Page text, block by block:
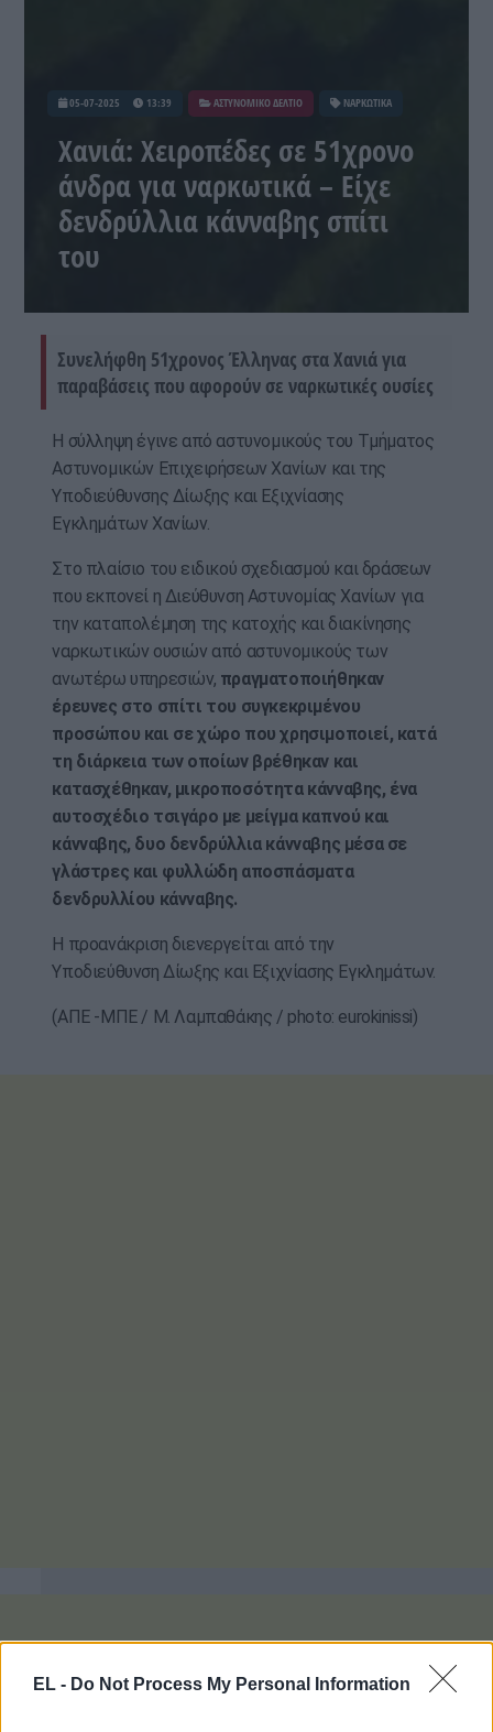
EL - Do Not Process My Personal Information
05-07-2025 13:39 ΑΣΤΥΝΟΜΙΚΟ ΔΕΛΤΙΟ ΝΑΡΚΩΤΙΚΑ
Χανιά: Χειροπέδες σε 51χρονο
άνδρα για ναρκωτικά – Είχε
δενδρύλλια κάνναβης σπίτι
του
Συνελήφθη 51χρονος Έλληνας στα Χανιά για
παραβάσεις που αφορούν σε ναρκωτικές ουσίες
Η σύλληψη έγινε από αστυνομικούς του Τμήματος
Αστυνομικών Επιχειρήσεων Χανίων και της
Υποδιεύθυνσης Δίωξης και Εξιχνίασης
Εγκλημάτων Χανίων.
Στο πλαίσιο του ειδικού σχεδιασμού και δράσεων
που εκπονεί η Διεύθυνση Αστυνομίας Χανίων για
την καταπολέμηση της κατοχής και διακίνησης
ναρκωτικών ουσιών από αστυνομικούς των
ανωτέρω υπηρεσιών, πραγματοποιήθηκαν
έρευνες στο σπίτι του συγκεκριμένου
προσώπου και σε χώρο που χρησιμοποιεί, κατά
τη διάρκεια των οποίων βρέθηκαν και
κατασχέθηκαν, μικροποσότητα κάνναβης, ένα
αυτοσχέδιο τσιγάρο με μείγμα καπνού και
κάνναβης, δυο δενδρύλλια κάνναβης μέσα σε
γλάστρες και φυλλώδη αποσπάσματα
δενδρυλλίου κάνναβης.
Η προανάκριση διενεργείται από την
Υποδιεύθυνση Δίωξης και Εξιχνίασης Εγκλημάτων.
(ΑΠΕ -ΜΠΕ / Μ. Λαμπαθάκης / photo: eurokinissi)